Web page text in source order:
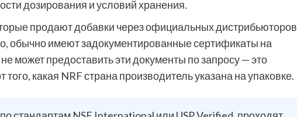
дозирования и условий хранения.
продают добавки через официальных дистрибьюторов
обычно имеют задокументированные сертификаты на
может предоставить эти документы по запросу — это
какая NRF страна производитель указана на упаковке.